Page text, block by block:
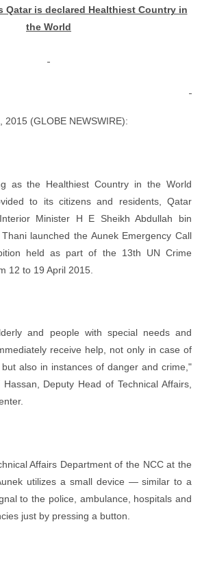
Qatar is declared Healthiest Country in
the World
2015 (GLOBE NEWSWIRE):
as the Healthiest Country in the World
to its citizens and residents, Qatar
Minister H E Sheikh Abdullah bin
launched the Aunek Emergency Call
held as part of the 13th UN Crime
12 to 19 April 2015.
and people with special needs and
receive help, not only in case of
also in instances of danger and crime,"
Deputy Head of Technical Affairs,
Affairs Department of the NCC at the
utilizes a small device — similar to a
to the police, ambulance, hospitals and
just by pressing a button.